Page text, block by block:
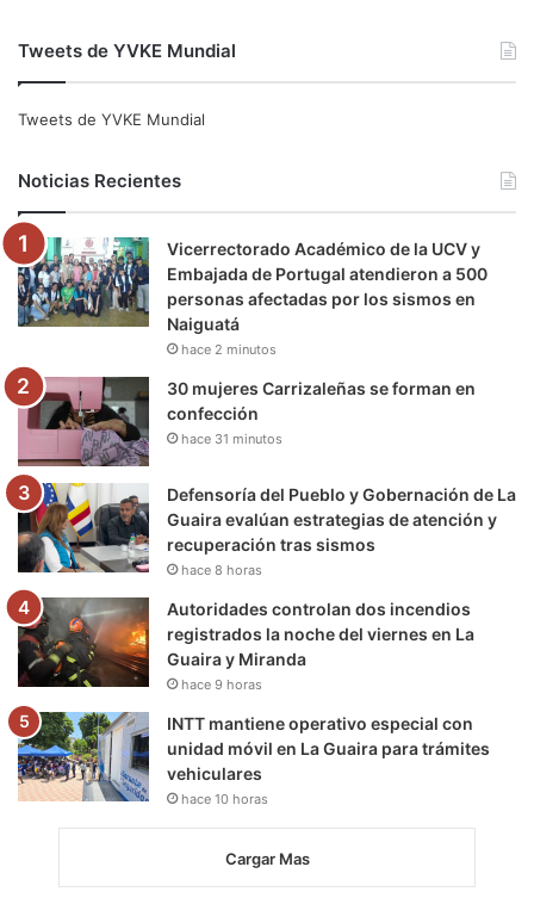
e
o
o
k
t
e
r
b
e
g
r
a
r
a
m
k
Tweets de YVKE Mundial
Tweets de YVKE Mundial
Noticias Recientes
Vicerrectorado Académico de la UCV y
Embajada de Portugal atendieron a 500
personas afectadas por los sismos en
Naiguatá
hace 2 minutos
30 mujeres Carrizaleñas se forman en
confección
hace 31 minutos
Defensoría del Pueblo y Gobernación de La
Guaira evalúan estrategias de atención y
recuperación tras sismos
hace 8 horas
Autoridades controlan dos incendios
registrados la noche del viernes en La
Guaira y Miranda
hace 9 horas
INTT mantiene operativo especial con
unidad móvil en La Guaira para trámites
vehiculares
hace 10 horas
Cargar Mas